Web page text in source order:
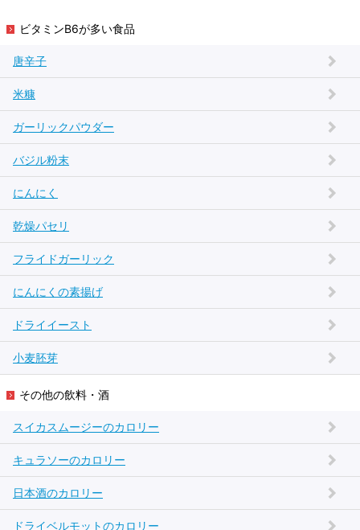
ビタミンB6が多い食品
唐辛子
米糠
ガーリックパウダー
バジル粉末
にんにく
乾燥パセリ
フライドガーリック
にんにくの素揚げ
ドライイースト
小麦胚芽
その他の飲料・酒
スイカスムージーのカロリー
キュラソーのカロリー
日本酒のカロリー
ドライベルモットのカロリー